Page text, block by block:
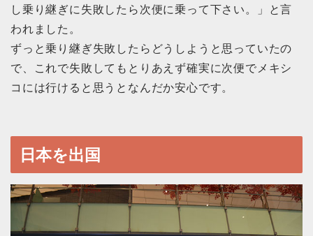
し乗り継ぎに失敗したら次便に乗って下さい。」と言
われました。
ずっと乗り継ぎ失敗したらどうしようと思っていたの
で、これで失敗してもとりあえず確実に次便でメキシ
コには行けると思うとなんだか安心です。
日本を出国